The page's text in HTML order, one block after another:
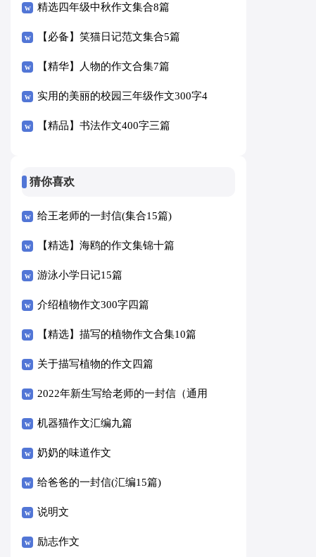
精选四年级中秋作文集合8篇
【必备】笑猫日记范文集合5篇
【精华】人物的作文合集7篇
实用的美丽的校园三年级作文300字4
篇
【精品】书法作文400字三篇
猜你喜欢
给王老师的一封信(集合15篇)
【精选】海鸥的作文集锦十篇
游泳小学日记15篇
介绍植物作文300字四篇
【精选】描写的植物作文合集10篇
关于描写植物的作文四篇
2022年新生写给老师的一封信（通用
8篇）
机器猫作文汇编九篇
奶奶的味道作文
给爸爸的一封信(汇编15篇)
说明文
励志作文